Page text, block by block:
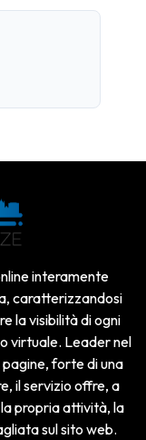
interamente
caratterizzandosi
la visibilità di ogni
virtuale. Leader nel
forte di una
il servizio offre, a
propria attività, la
sul sito web.